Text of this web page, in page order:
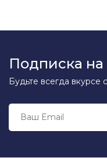
Подписка на
Будьте всегда вкурсе